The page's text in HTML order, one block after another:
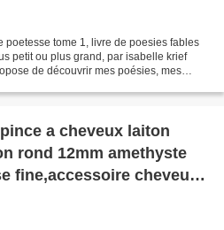
poetesse tome 1, livre de poesies fables
petit ou plus grand, par isabelle krief
de découvrir mes poésies, mes
a cheveux laiton
rond 12mm amethyste
fine,accessoire cheveux
fete anniversaire
chakra,astrologie